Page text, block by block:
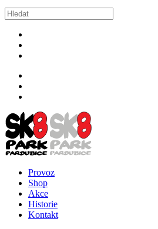
Provoz
Shop
Akce
Historie
Kontakt